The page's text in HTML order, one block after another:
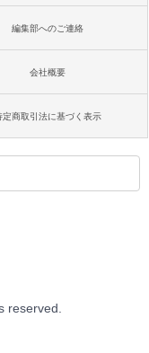
編集部へのご連絡
会社概要
定商取引法に基づく表示
reserved.